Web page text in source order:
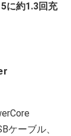
に約1.3回充
ケーブル、